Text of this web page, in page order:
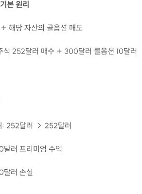
본 원리
해당 자산의 콜옵션 매도
식 252달러 매수 + 300달러 콜옵션 10달러
: 252달러 → 252달러
달러 프리미엄 수익
달러 손실